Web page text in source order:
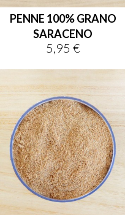
PENNE 100% GRANO
SARACENO
Prezzo
5,95 €